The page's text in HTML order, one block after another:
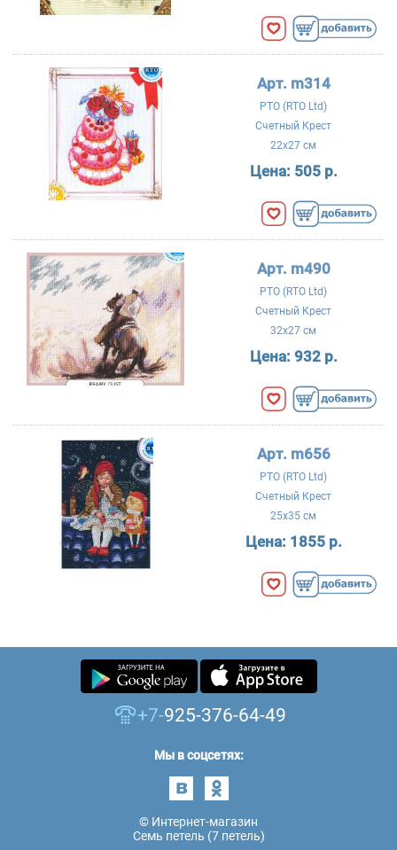
Арт. m314
РТО (RTO Ltd)
Счетный Крест
22x27 см
Цена: 505 р.
Арт. m490
РТО (RTO Ltd)
Счетный Крест
32x27 см
Цена: 932 р.
Арт. m656
РТО (RTO Ltd)
Счетный Крест
25x35 см
Цена: 1855 р.
+7-925-376-64-49
Мы в соцсетях:
© Интернет-магазин
Семь петель (7 петель)